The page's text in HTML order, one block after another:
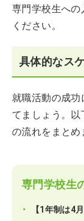
専門学校生への
ください。
具体的なス
就職活動の成功
てましょう。
の流れをまとめ
専門学校生
【1年制は4